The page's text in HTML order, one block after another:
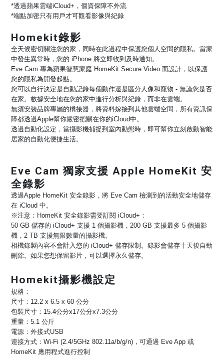
*透過蘋果雲端iCloud+，個資保障不外流
*端點加密只有用戶才可觀看影像與紀錄
Homekit錄影
全天候密切關注您的家，同時在此過程中保護您個人空間的隱私。當家
中發生異常時，您的 iPhone 將立即收到及時通知。
Eve Cam 專為蘋果智慧家庭 HomeKit Secure Video 而設計，以保護
您的隱私為開發起點。
您可以自行決定是自動記錄每個動作還是區分人像和寵物 - 無論您是否
在家。數據安全地在您的家中進行分析與紀錄，而非在雲端。
無須安裝品牌專屬的橋接器，將資料嫁接到其他雲端空間，所有資訊保
障都透過Apple幫你嚴密把關在你的iCloud中。
透過自動化設定，當攝影機捕捉到室內動態時，即可幫你立刻啟動智能
居家的自動化便捷生活。
Eve Cam 獨家支援 Apple HomeKit 安
全錄影
透過Apple HomeKit 安全錄影，將 Eve Cam 檢測到的活動安全地儲存
在 iCloud 中。
※注意：HomeKit 安全錄影需要訂閱 iCloud+：
50 GB 儲存的 iCloud+ 支援 1 個攝影機，200 GB 支援最多 5 個攝影
機，2 TB 支援無限數量的攝影機。
相機錄製內容不會計入您的 iCloud+ 儲存限制。錄影會儲存十天後自動
刪除。如果您想保留影片，可以選擇永久儲存。
Homekit攝影機設定
規格：
尺寸：12.2 x 6.5 x 60 公分
包裝尺寸：15.4公分x17公分x7.3公分
重量：5.1 公斤
電源：外接式USB
連接方式：Wi-Fi (2.4/5GHz 802.11a/b/g/n)，可通過 Eve App 或
HomeKit 應用程式進行控制